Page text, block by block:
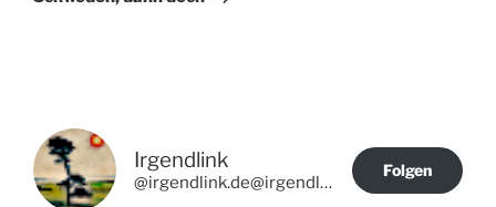
Irgendlink
@irgendlink.de@irgendlink.de
Folgen